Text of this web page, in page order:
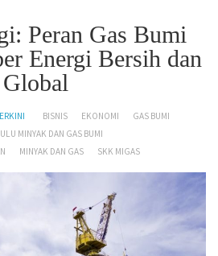
Peran Gas Bumi
Energi Bersih dan
BISNIS EKONOMI
GAS BUMI
MINYAK DAN GAS BUMI
MINYAK DAN GAS SKK MIGAS